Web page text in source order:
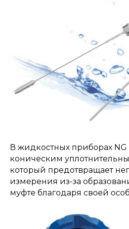
В жидкостных приборах
коническим
который предотвращает
измерения из-за
муфте благодаря своей